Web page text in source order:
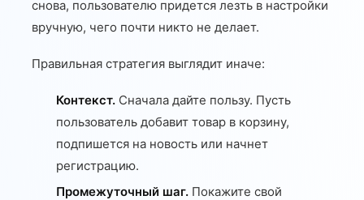
снова, пользователю придется лезть в настройки
вручную, чего почти никто не делает.
Правильная стратегия выглядит иначе:
Контекст. Сначала дайте пользу. Пусть
пользователь добавит товар в корзину,
подпишется на новость или начнет
регистрацию.
Промежуточный шаг. Покажите свой